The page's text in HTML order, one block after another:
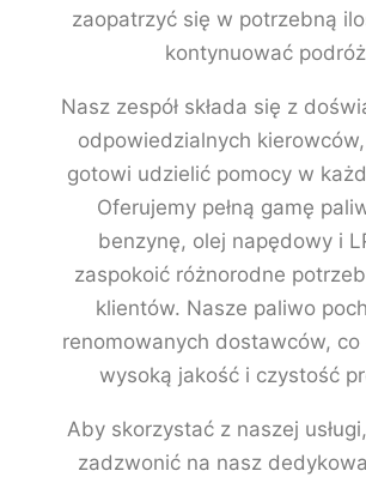
zaopatrzyć się w potrzebną
kontynuować
Nasz zespół składa się z
odpowiedzialnych
gotowi udzielić pomocy w
Oferujemy pełną gamę
benzynę, olej napędowy i
zaspokoić różnorodne
klientów. Nasze paliwo
renomowanych dostawców,
wysoką jakość i czystość
Aby skorzystać z naszej
zadzwonić na nasz